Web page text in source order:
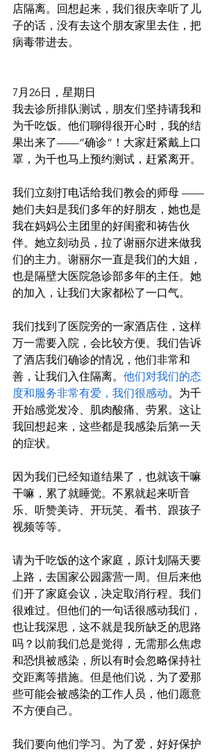
店隔离。回想起来，我们很庆幸听了儿
子的话，没有去这个朋友家里去住，把
病毒带进去。
7月26日，星期日
我去诊所排队测试，朋友们坚持请我和
为千吃饭。他们聊得很开心时，我的结
果出来了——“确诊“！大家赶紧戴上口
罩，为千也马上预约测试，赶紧离开。
我们立刻打电话给我们教会的师母 ——
她们夫妇是我们多年的好朋友，她也是
我在妈妈公主团里的好闺蜜和祷告伙
伴。她立刻动员，拉了谢丽尔进来做我
们的主力。谢丽尔一直是我们的大姐，
也是隔壁大医院急诊部多年的主任。她
的加入，让我们大家都松了一口气。
我们找到了医院旁的一家酒店住，这样
万一需要入院，会比较方便。我们告诉
了酒店我们确诊的情况，他们非常和
善，让我们入住隔离。 他们对我们的态
度和服务非常有爱，我们很感动。为千
开始感觉发冷、肌肉酸痛、劳累。这让
我回想起来，这些都是我感染后第一天
的症状。
因为我们已经知道结果了，也就该干嘛
干嘛，累了就睡觉。不累就起来听音
乐、听赞美诗、开玩笑、看书、跟孩子
视频等等。
请为千吃饭的这个家庭，原计划隔天要
上路，去国家公园露营一周。但后来他
们开了家庭会议，决定取消行程。我们
很难过。但他们的一句话很感动我们，
也让我深思，这不就是我所缺乏的思路
吗？以前我们总是觉得，无需那么焦虑
和恐惧被感染，所以有时会忽略保持社
交距离等措施。但是他们说，为了爱那
些可能会被感染的工作人员，他们愿意
不方便自己。
我们要向他们学习。为了爱，好好保护